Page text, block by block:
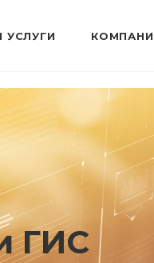
УСЛУГИ
ГИС